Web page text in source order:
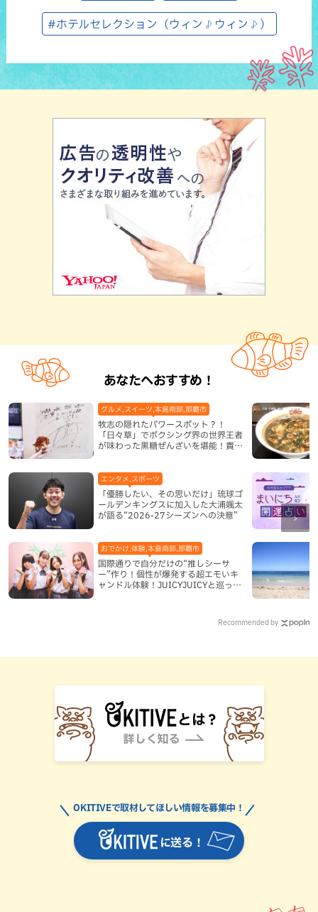
#ホテルセレクション（ウィン♪ウィン♪）
あなたへおすすめ！
牧志の隠れたパワースポット？！
「日々草」でボクシング界の世界王者
が味わった黒糖ぜんざいを堪能！貴重
グルメ,スイーツ,本島南部,那覇市
「優勝したい、その思いだけ」琉球ゴ
ールデンキングスに加入した大浦颯太
が語る“2026-27シーズンへの決意”
エンタメ,スポーツ
国際通りで自分だけの“推しシーサ
ー”作り！個性が爆発する超エモいキ
ャンドル体験！JUICYJUICYと巡って
おでかけ,体験,本島南部,那覇市
Recommended by
に送る！
OKITIVEで取材してほしい情報を募集中！